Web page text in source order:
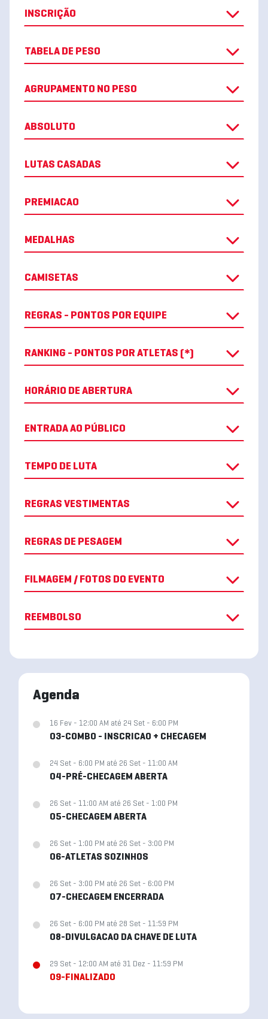
INSCRIÇÃO
TABELA DE PESO
AGRUPAMENTO NO PESO
ABSOLUTO
LUTAS CASADAS
PREMIACAO
MEDALHAS
CAMISETAS
REGRAS - PONTOS POR EQUIPE
RANKING - PONTOS POR ATLETAS (*)
HORÁRIO DE ABERTURA
ENTRADA AO PÚBLICO
TEMPO DE LUTA
REGRAS VESTIMENTAS
REGRAS DE PESAGEM
FILMAGEM / FOTOS DO EVENTO
REEMBOLSO
Agenda
16 Fev - 12:00 AM até 24 Set - 6:00 PM
03-COMBO - INSCRICAO + CHECAGEM
24 Set - 6:00 PM até 26 Set - 11:00 AM
04-PRÉ-CHECAGEM ABERTA
26 Set - 11:00 AM até 26 Set - 1:00 PM
05-CHECAGEM ABERTA
26 Set - 1:00 PM até 26 Set - 3:00 PM
06-ATLETAS SOZINHOS
26 Set - 3:00 PM até 26 Set - 6:00 PM
07-CHECAGEM ENCERRADA
26 Set - 6:00 PM até 28 Set - 11:59 PM
08-DIVULGACAO DA CHAVE DE LUTA
29 Set - 12:00 AM até 31 Dez - 11:59 PM
09-FINALIZADO